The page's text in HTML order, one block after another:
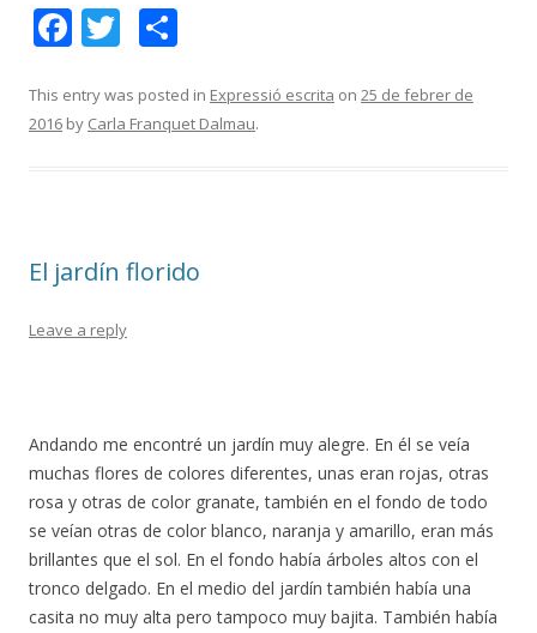
F
e
b
k
T
itt
er
m
p
ix
This entry was posted in Expressió escrita on 25 de febrer de
2016 by Carla Franquet Dalmau.
El jardín florido
Leave a reply
Andando me encontré un jardín muy alegre. En él se veía
muchas flores de colores diferentes, unas eran rojas, otras
rosa y otras de color granate, también en el fondo de todo
se veían otras de color blanco, naranja y amarillo, eran más
brillantes que el sol. En el fondo había árboles altos con el
tronco delgado. En el medio del jardín también había una
casita no muy alta pero tampoco muy bajita. También había